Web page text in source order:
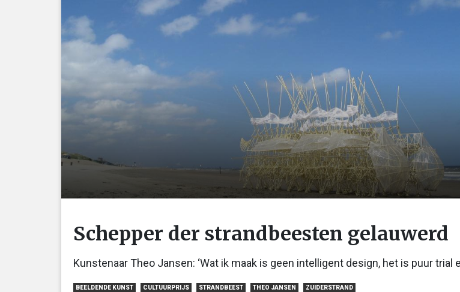
Schepper der strandbeesten gelauwerd
Kunstenaar Theo Jansen: ‘Wat ik maak is geen intelligent design, het is puur trial
BEELDENDE KUNST CULTUURPRIJS STRANDBEEST THEO JANSEN ZUIDERSTRAND